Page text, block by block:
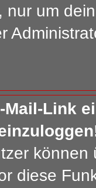
nur um
Mail-Link
diese